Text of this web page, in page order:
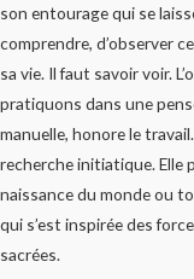
son entourage qui se
comprendre, d’observer
sa vie. Il faut savoir voir.
pratiquons dans une
manuelle, honore le
recherche initiatique. Elle
naissance du monde ou
qui s’est inspirée des
sacrées.